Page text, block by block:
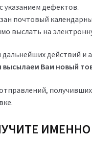
с указанием дефектов.
почтовый
выслать на
действий и
высылаем Вам новый